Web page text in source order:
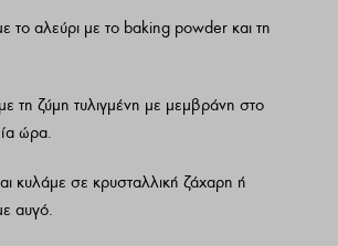
το αλεύρι με το baking powder και τη
τη ζύμη τυλιγμένη με μεμβράνη στο
ώρα.
κυλάμε σε κρυσταλλική ζάχαρη ή
αυγό.